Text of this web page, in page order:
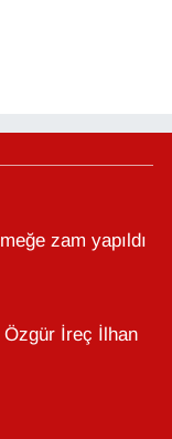
zam yapıldı
Özgür İreç İlhan